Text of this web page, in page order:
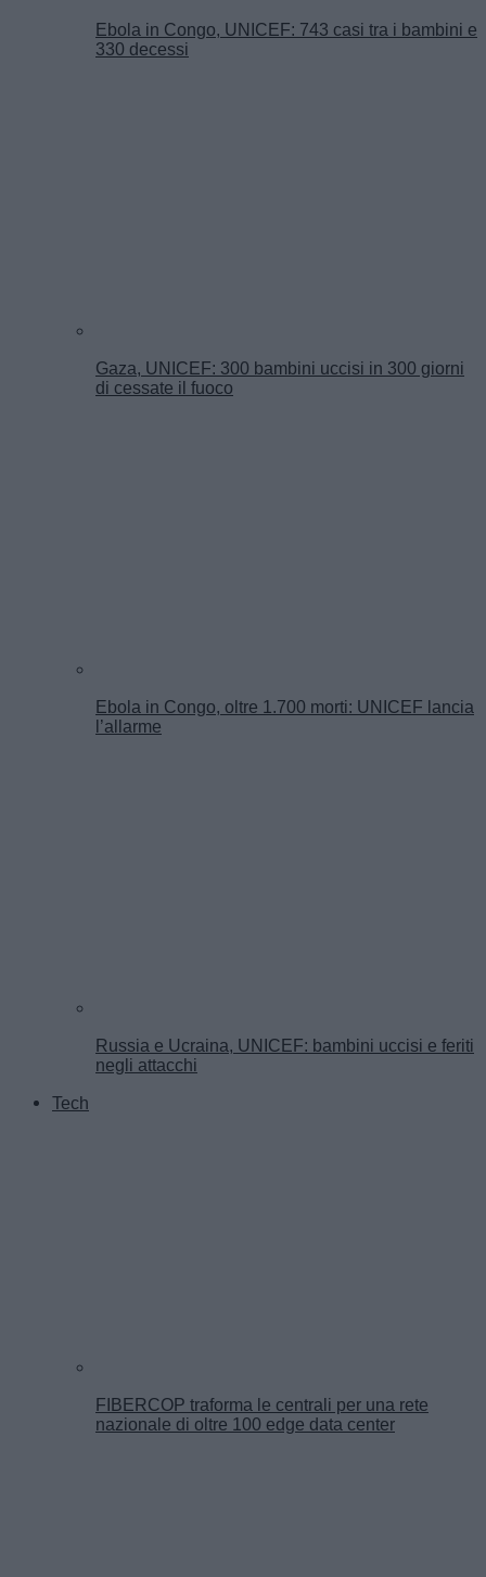
Ebola in Congo, UNICEF: 743 casi tra i bambini e
330 decessi
Gaza, UNICEF: 300 bambini uccisi in 300 giorni
di cessate il fuoco
Ebola in Congo, oltre 1.700 morti: UNICEF lancia
l’allarme
Russia e Ucraina, UNICEF: bambini uccisi e feriti
negli attacchi
Tech
FIBERCOP traforma le centrali per una rete
nazionale di oltre 100 edge data center